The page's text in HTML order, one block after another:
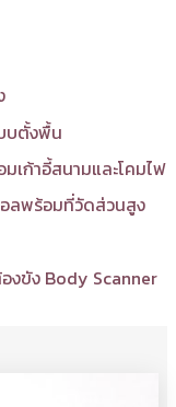
บตั้งพื้น
ก้าอี้สนามและโคมไฟ
ลพร้อมที่วัดส่วนสูง
งขัง Body Scanner